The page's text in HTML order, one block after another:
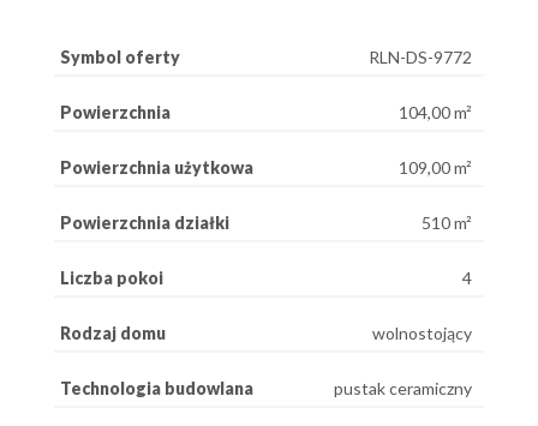
Symbol oferty RLN-DS-9772
Powierzchnia 104,00 m²
Powierzchnia użytkowa 109,00 m²
Powierzchnia działki 510 m²
Liczba pokoi 4
Rodzaj domu wolnostojący
Technologia budowlana pustak ceramiczny